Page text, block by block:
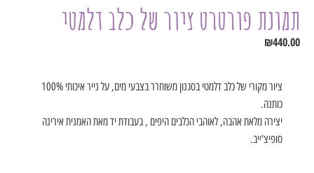
תמונת פורטרט ציור של כלב דלמטי
₪440.00
ציור מקורי של כלב דלמטי בסגנון משוחרר בצבעי מים, על נייר איכותי 100%
כותנה.
יצירה מלאת אהבה, לאוהבי הכלבים היפים , בעבודת יד מאת האמנית אירינה
סופיצ'ייב.